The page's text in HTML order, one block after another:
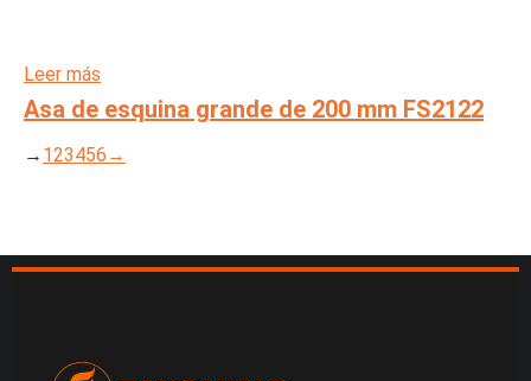
Leer más
Asa de esquina grande de 200 mm FS2122
→ 123456 →